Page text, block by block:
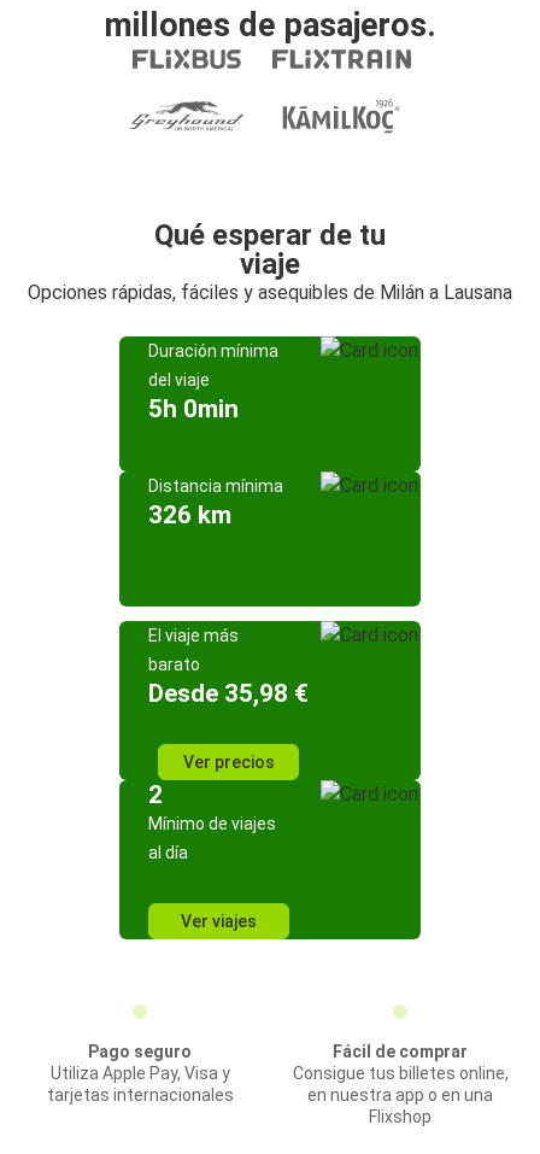
millones de pasajeros.
Qué esperar de tu
viaje
Opciones rápidas, fáciles y asequibles de Milán a Lausana
Duración mínima
del viaje
5h 0min
Distancia mínima
326 km
El viaje más
barato
Desde 35,98 €
Ver precios
2
Mínimo de viajes
al día
Ver viajes
Pago seguro
Utiliza Apple Pay, Visa y
tarjetas internacionales
Fácil de comprar
Consigue tus billetes online,
en nuestra app o en una
Flixshop